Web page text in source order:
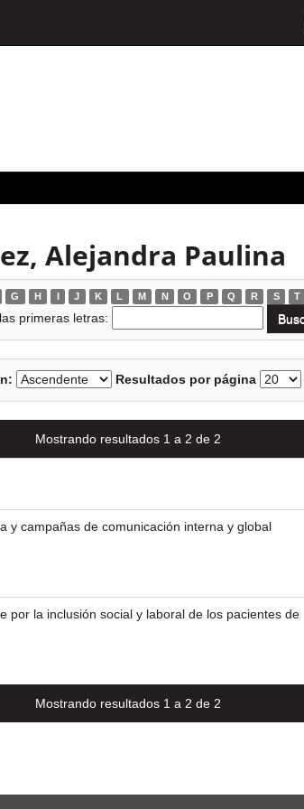
Alejandra Paulina
G H I J K L M N O P Q R S T
primeras letras:
Resultados por página
Mostrando resultados 1 a 2 de 2
y campañas de comunicación interna y global
por la inclusión social y laboral de los pacientes de
Mostrando resultados 1 a 2 de 2